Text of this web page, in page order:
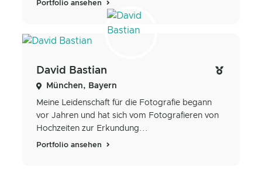
Portfolio ansehen
David Bastian
München, Bayern
Meine Leidenschaft für die Fotografie begann
vor Jahren und hat sich vom Fotografieren von
Hochzeiten zur Erkundung...
Portfolio ansehen